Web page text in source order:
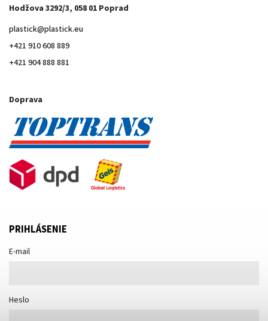
Hodžova 3292/3, 058 01 Poprad
plastick@plastick.eu
+421 910 608 889
+421 904 888 881
Doprava
PRIHLÁSENIE
E-mail
Heslo